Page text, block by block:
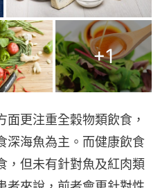
+1
更注重全穀物類飲食，
深海魚為主。而健康飲食
，但未有針對魚及紅肉類